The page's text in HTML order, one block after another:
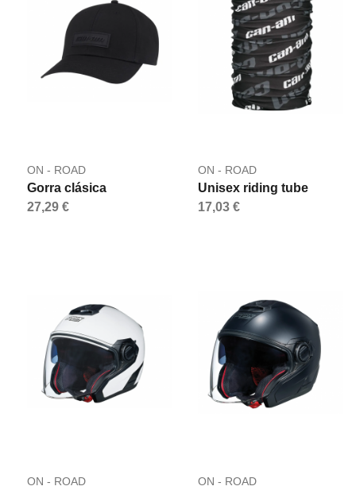
ON - ROAD
Gorra clásica
27,29 €
ON - ROAD
Unisex riding tube
17,03 €
ON - ROAD ON - ROAD